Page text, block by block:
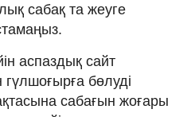
сабақ та жеуге
аспаздық сайт
бөлуді
сабағын жоғары